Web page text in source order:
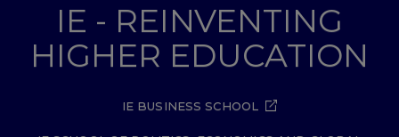
IE - REINVENTING
HIGHER EDUCATION
IE BUSINESS SCHOOL